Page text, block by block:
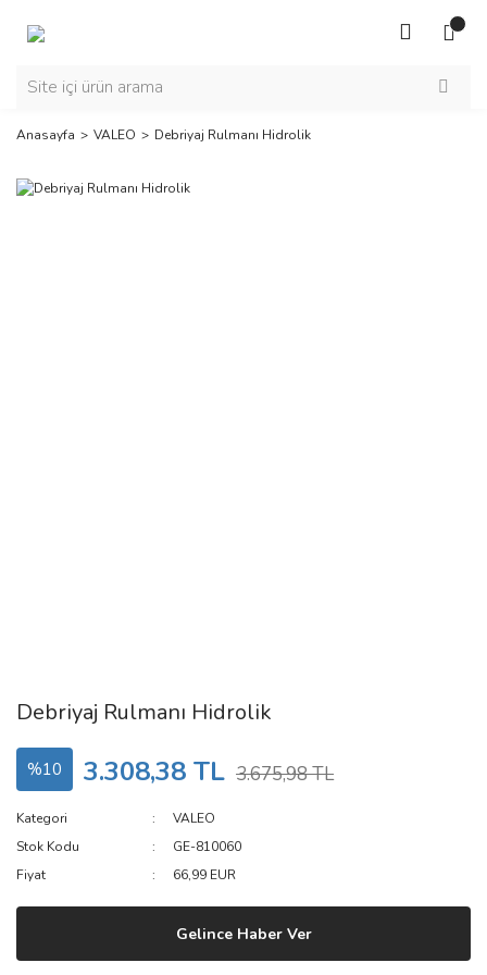
Anasayfa VALEO Debriyaj Rulmanı Hidrolik
Debriyaj Rulmanı Hidrolik
%10 3.308,38 TL 3.675,98 TL
Kategori
VALEO
Stok Kodu
GE-810060
Fiyat
66,99 EUR
Gelince Haber Ver